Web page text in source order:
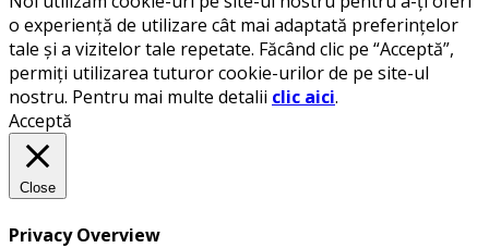
o experiență de utilizare cât mai adaptată preferințelor
tale și a vizitelor tale repetate. Făcând clic pe “Acceptă”,
permiți utilizarea tuturor cookie-urilor de pe site-ul
nostru. Pentru mai multe detalii clic aici.
Acceptă
Close
Privacy Overview